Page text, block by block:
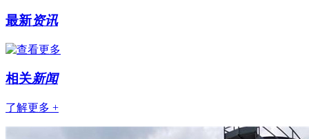
最新资讯
相关新闻
了解更多 +